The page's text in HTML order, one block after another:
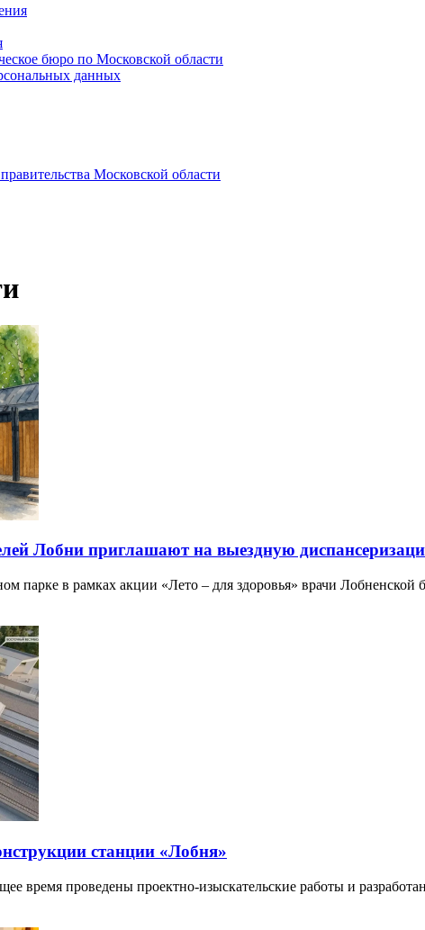
бюро по Московской области
данных
Московской области
Лобни приглашают на выездную
парке в рамках акции «Лето – для здоровья» врачи
станции «Лобня»
проведены проектно‑изыскательские работы и